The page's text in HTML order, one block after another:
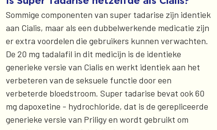
Sommige componenten van super tadarise zijn identiek
aan Cialis, maar als een dubbelwerkende medicatie zijn
er extra voordelen die gebruikers kunnen verwachten.
De 20 mg tadalafil in dit medicijn is de identieke
generieke versie van Cialis en werkt identiek aan het
verbeteren van de seksuele functie door een
verbeterde bloedstroom. Super tadarise bevat ook 60
mg dapoxetine - hydrochloride, dat is de gerepliceerde
generieke versie van Priligy en wordt gebruikt om